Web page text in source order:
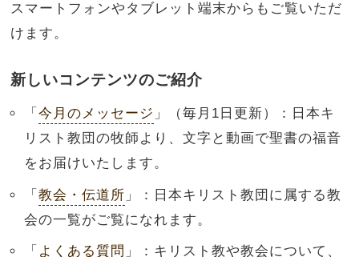
スマートフォンやタブレット端末からもご覧いただ
けます。
新しいコンテンツのご紹介
「 今月のメッセージ 」（毎月1日更新）：日本キ
リスト教団の牧師より、文字と動画で聖書の福音
をお届けいたします。
「 教会・伝道所 」：日本キリスト教団に属する教
会の一覧がご覧になれます。
「 よくある質問 」：キリスト教や教会について、